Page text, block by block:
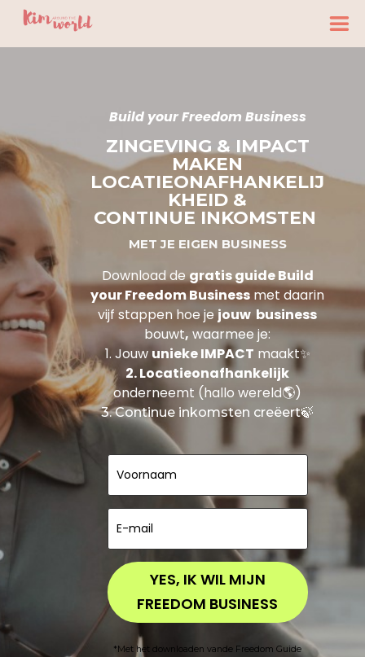
Build your Freedom Business
ZINGEVING & IMPACT
MAKEN
LOCATIEONAFHANKELIJ
KHEID &
CONTINUE INKOMSTEN
MET JE EIGEN BUSINESS
Download degratis guide Build
your Freedom Business met daarin
vijf stappen hoe je jouw business
bouwt, waarmee je:
1. Jouw unieke IMPACT maakt✨
2. Locatieonafhankelijk
onderneemt (hallo wereld🌎)
3. Continue inkomsten creëert🍃
YES, IK WIL MIJN
FREEDOM BUSINESS
*Met het downloaden vande Freedom Guide